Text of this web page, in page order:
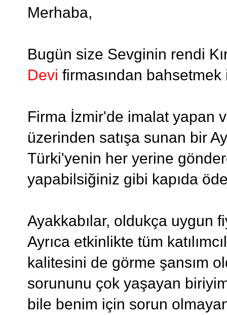
Merhaba,
Bugün size Sevginin rendi
Devi firmasından
Firma İzmir'de imalat yapan
üzerinden satışa sunan bir
Türki'yenin her yerine
yapabilsiğiniz gibi kapıda
Ayakkabılar, oldukça uygun
Ayrıca etkinlikte tüm
kalitesini de görme şansım
sorununu çok yaşayan
bile benim için sorun